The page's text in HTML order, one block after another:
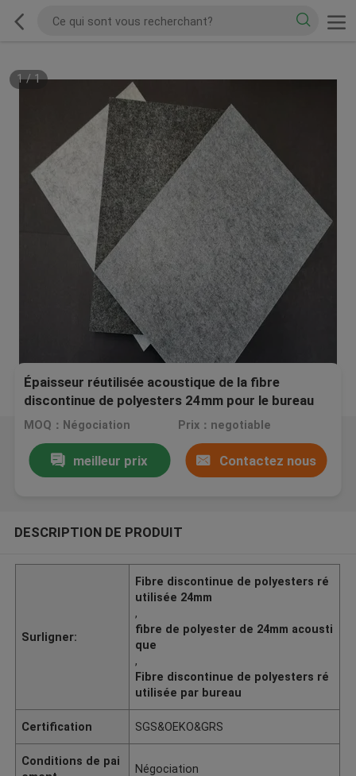
1/1
Épaisseur réutilisée acoustique de la fibre
discontinue de polyesters 24mm pour le bureau
MOQ：Négociation Prix：negotiable
meilleur prix Contactez nous
DESCRIPTION DE PRODUIT
Surligner:
Fibre discontinue de polyesters ré
utilisée 24mm
,
fibre de polyester de 24mm acousti
que
,
Fibre discontinue de polyesters ré
utilisée par bureau
Certification SGS&OEKO&GRS
Conditions de pai
Négociation